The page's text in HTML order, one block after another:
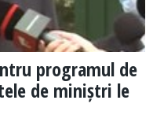
programul de
de miniștri le